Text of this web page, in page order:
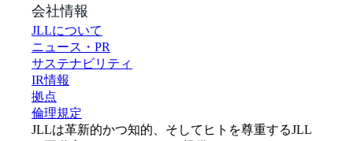
会社情報
JLLについて
ニュース・PR
サステナビリティ
IR情報
拠点
倫理規定
JLLは革新的かつ知的、そしてヒトを尊重するJLL